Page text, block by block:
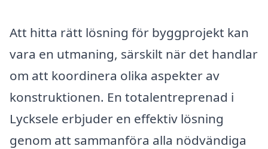
Att hitta rätt lösning för byggprojekt kan
vara en utmaning, särskilt när det handlar
om att koordinera olika aspekter av
konstruktionen. En totalentreprenad i
Lycksele erbjuder en effektiv lösning
genom att sammanföra alla nödvändiga